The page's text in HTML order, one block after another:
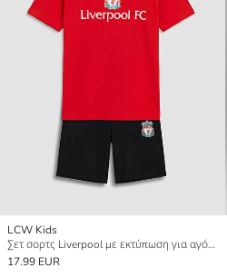
LCW Kids
Σετ σορτς Liverpool με εκτύπωση για αγόρια
17.99 EUR